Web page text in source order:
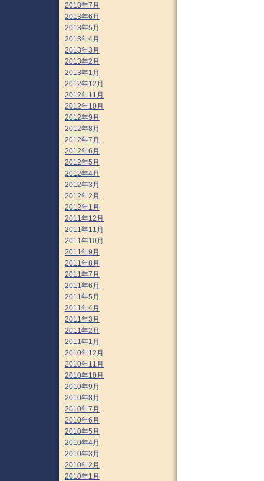
2013年7月
2013年6月
2013年5月
2013年4月
2013年3月
2013年2月
2013年1月
2012年12月
2012年11月
2012年10月
2012年9月
2012年8月
2012年7月
2012年6月
2012年5月
2012年4月
2012年3月
2012年2月
2012年1月
2011年12月
2011年11月
2011年10月
2011年9月
2011年8月
2011年7月
2011年6月
2011年5月
2011年4月
2011年3月
2011年2月
2011年1月
2010年12月
2010年11月
2010年10月
2010年9月
2010年8月
2010年7月
2010年6月
2010年5月
2010年4月
2010年3月
2010年2月
2010年1月